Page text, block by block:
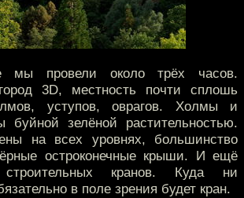
мы провели около трёх часов.
3D, местность почти сплошь
уступов, оврагов. Холмы и
буйной зелёной растительностью.
на всех уровнях, большинство
остроконечные крыши. И ещё
кранов. Куда ни
в поле зрения будет кран.